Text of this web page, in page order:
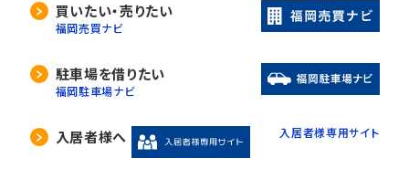
買いたい・売りたい
福岡売買ナビ
駐車場を借りたい
福岡駐車場ナビ
入居者様へ 入居者様専用サイト